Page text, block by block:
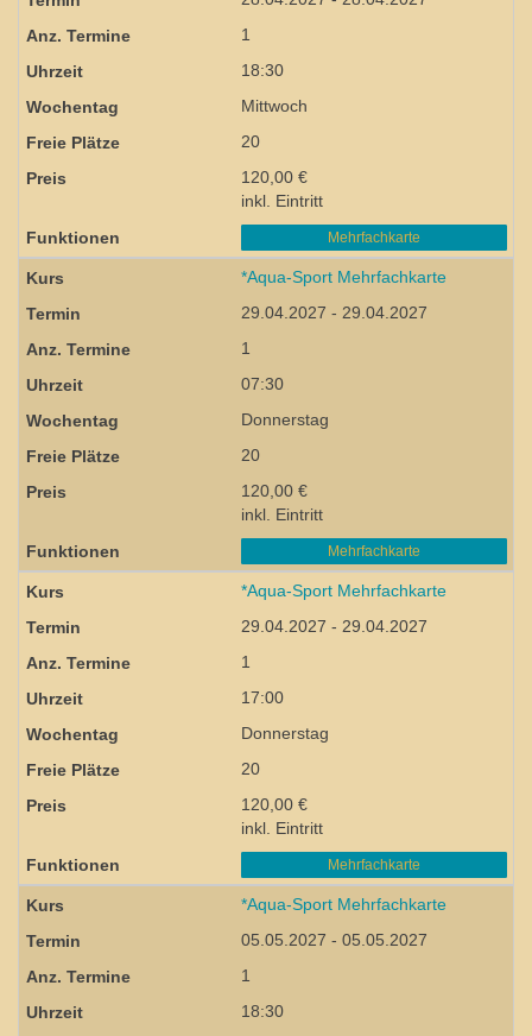
1
18:30
Mittwoch
20
120,00 €
inkl. Eintritt
Mehrfachkarte
*Aqua-Sport Mehrfachkarte
29.04.2027 - 29.04.2027
1
07:30
Donnerstag
20
120,00 €
inkl. Eintritt
Mehrfachkarte
*Aqua-Sport Mehrfachkarte
29.04.2027 - 29.04.2027
1
17:00
Donnerstag
20
120,00 €
inkl. Eintritt
Mehrfachkarte
*Aqua-Sport Mehrfachkarte
05.05.2027 - 05.05.2027
1
18:30